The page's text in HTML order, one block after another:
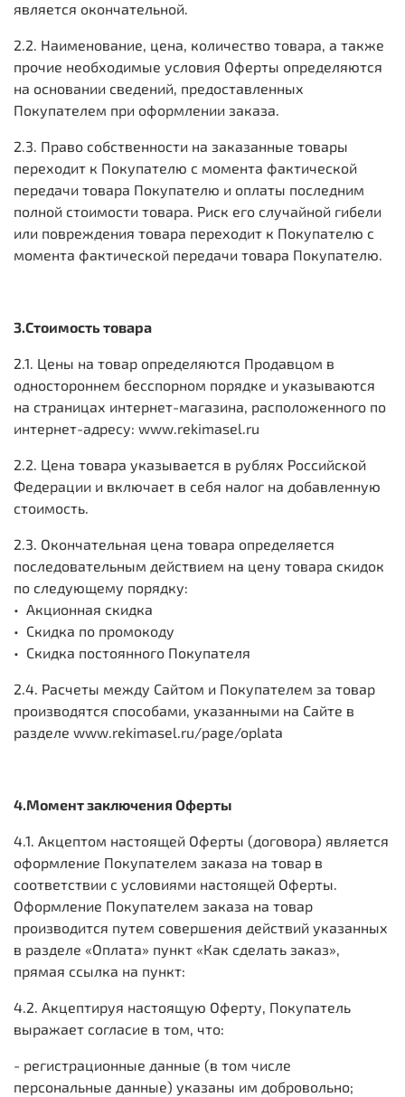
является окончательной.
2.2. Наименование, цена, количество товара, а также
прочие необходимые условия Оферты определяются
на основании сведений, предоставленных
Покупателем при оформлении заказа.
2.3. Право собственности на заказанные товары
переходит к Покупателю с момента фактической
передачи товара Покупателю и оплаты последним
полной стоимости товара. Риск его случайной гибели
или повреждения товара переходит к Покупателю с
момента фактической передачи товара Покупателю.
3.Стоимость товара
2.1. Цены на товар определяются Продавцом в
одностороннем бесспорном порядке и указываются
на страницах интернет-магазина, расположенного по
интернет-адресу: www.rekimasel.ru
2.2. Цена товара указывается в рублях Российской
Федерации и включает в себя налог на добавленную
стоимость.
2.3. Окончательная цена товара определяется
последовательным действием на цену товара скидок
по следующему порядку:
• Акционная скидка
• Скидка по промокоду
• Скидка постоянного Покупателя
2.4. Расчеты между Сайтом и Покупателем за товар
производятся способами, указанными на Сайте в
разделе www.rekimasel.ru/page/oplata
4.Момент заключения Оферты
4.1. Акцептом настоящей Оферты (договора) является
оформление Покупателем заказа на товар в
соответствии с условиями настоящей Оферты.
Оформление Покупателем заказа на товар
производится путем совершения действий указанных
в разделе «Оплата» пункт «Как сделать заказ»,
прямая ссылка на пункт:
4.2. Акцептируя настоящую Оферту, Покупатель
выражает согласие в том, что:
- регистрационные данные (в том числе
персональные данные) указаны им добровольно;